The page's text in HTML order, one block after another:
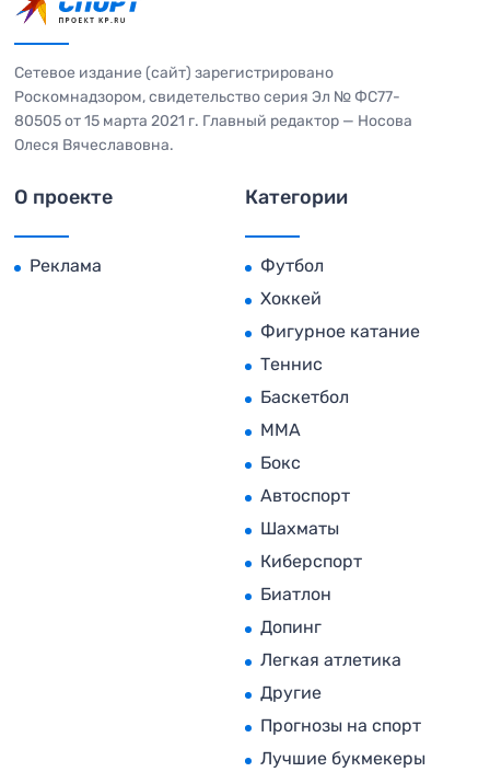
Сетевое издание (сайт) зарегистрировано
Роскомнадзором, свидетельство серия Эл № ФС77-
80505 от 15 марта 2021 г. Главный редактор — Носова
Олеся Вячеславовна.
О проекте
Реклама
Категории
Футбол
Хоккей
Фигурное катание
Теннис
Баскетбол
MMA
Бокс
Автоспорт
Шахматы
Киберспорт
Биатлон
Допинг
Легкая атлетика
Другие
Прогнозы на спорт
Лучшие букмекеры